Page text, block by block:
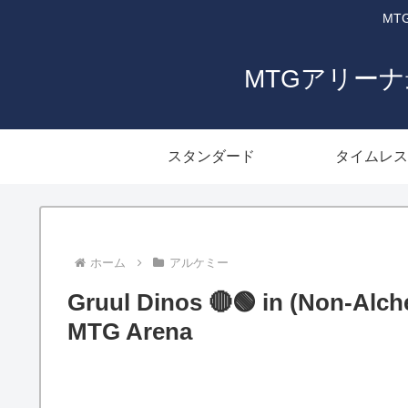
MTGアリー
スタンダード タイムレス
ホーム アルケミー
Gruul Dinos 🔴🟢 in (Non-
MTG Arena